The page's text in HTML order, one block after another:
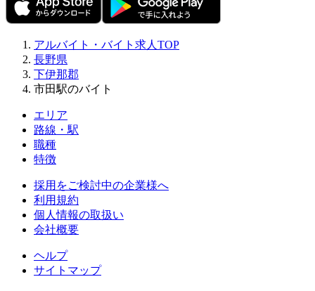
アルバイト・バイト求人TOP
長野県
下伊那郡
市田駅のバイト
エリア
路線・駅
職種
特徴
採用をご検討中の企業様へ
利用規約
個人情報の取扱い
会社概要
ヘルプ
サイトマップ